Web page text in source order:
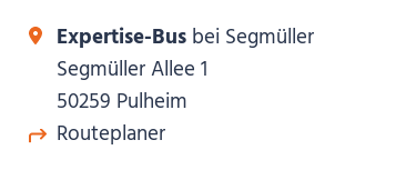
Expertise-Bus bei Segmüller
Segmüller Allee 1
50259 Pulheim
Routeplaner